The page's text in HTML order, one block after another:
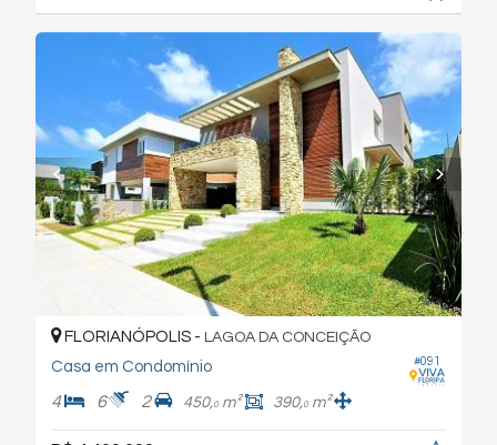
#091
FLORIANÓPOLIS - LAGOA DA CONCEIÇÃO
Casa em Condomínio
4 6 2 450,0m² 390,0m²